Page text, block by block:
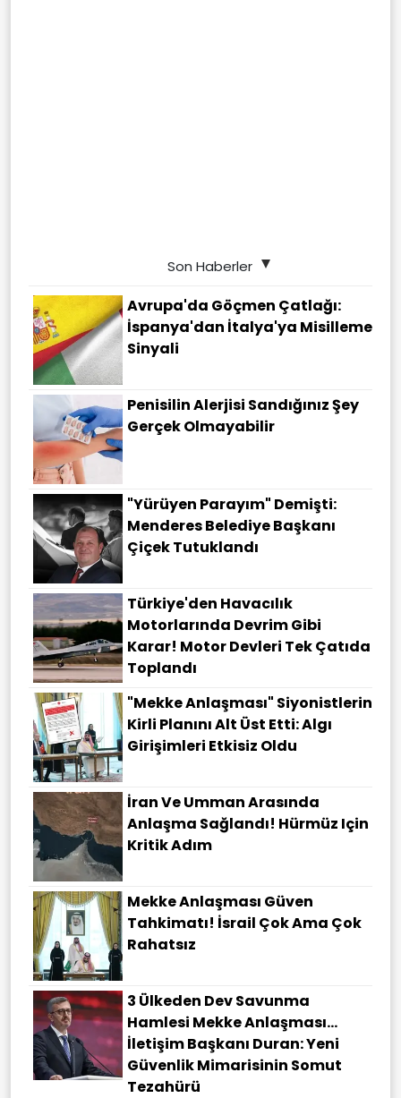
Son Haberler
Avrupa'da Göçmen Çatlağı:
İspanya'dan İtalya'ya Misilleme
Sinyali
Penisilin Alerjisi Sandığınız Şey
Gerçek Olmayabilir
"Yürüyen Parayım" Demişti:
Menderes Belediye Başkanı
Çiçek Tutuklandı
Türkiye'den Havacılık
Motorlarında Devrim Gibi
Karar! Motor Devleri Tek Çatıda
Toplandı
"Mekke Anlaşması" Siyonistlerin
Kirli Planını Alt Üst Etti: Algı
Girişimleri Etkisiz Oldu
İran Ve Umman Arasında
Anlaşma Sağlandı! Hürmüz Için
Kritik Adım
Mekke Anlaşması Güven
Tahkimatı! İsrail Çok Ama Çok
Rahatsız
3 Ülkeden Dev Savunma
Hamlesi Mekke Anlaşması…
İletişim Başkanı Duran: Yeni
Güvenlik Mimarisinin Somut
Tezahürü